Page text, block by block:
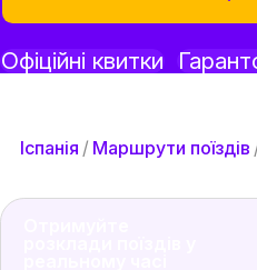
Офіційні квитки
Іспанія / Маршрути поїздів